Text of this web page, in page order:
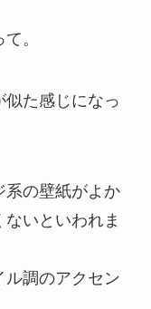
。
た感じになっ
系の壁紙がよか
いといわれま
ル調のアクセン